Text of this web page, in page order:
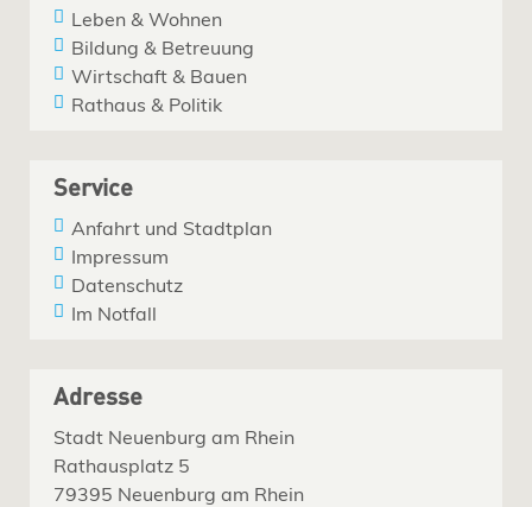
Leben & Wohnen
Bildung & Betreuung
Wirtschaft & Bauen
Rathaus & Politik
Service
Anfahrt und Stadtplan
Impressum
Datenschutz
Im Notfall
Adresse
Stadt Neuenburg am Rhein
Rathausplatz 5
79395 Neuenburg am Rhein